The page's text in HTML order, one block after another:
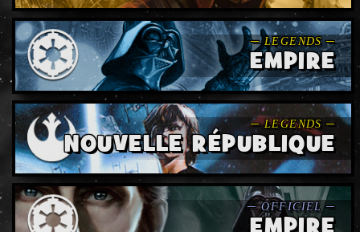
EMPIRE
NOUVELLE RÉPUBLIQUE